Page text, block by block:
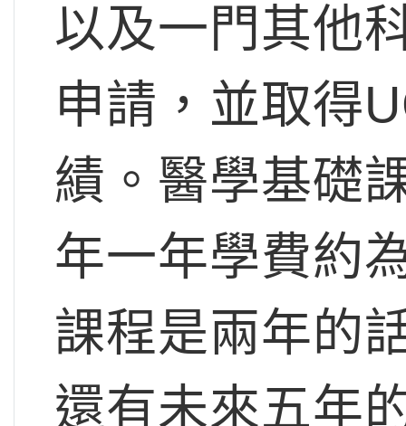
以及一門其他
申請，並取得
績。醫學基礎
年一年學費約
課程是兩年的
還有未來五年